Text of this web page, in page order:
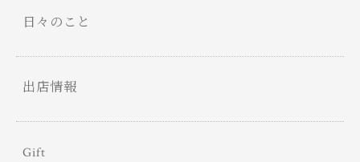
日々のこと
出店情報
Gift